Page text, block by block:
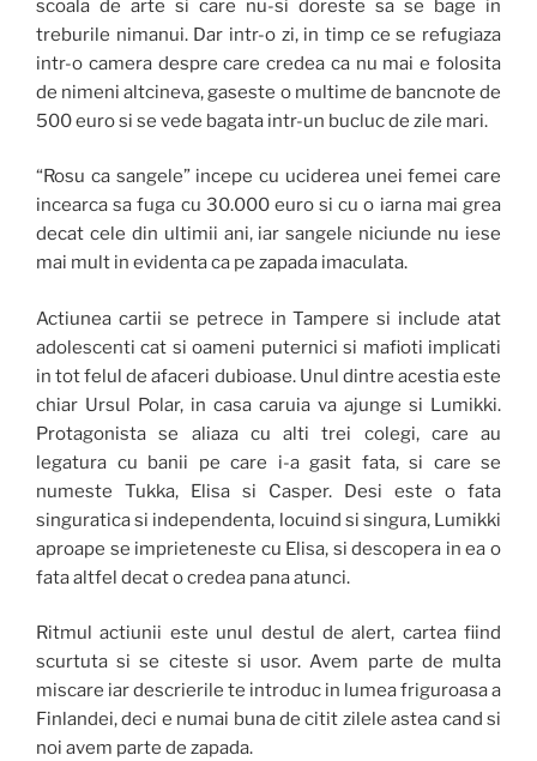
scoala de arte si care nu-si doreste sa se bage in
treburile nimanui. Dar intr-o zi, in timp ce se refugiaza
intr-o camera despre care credea ca nu mai e folosita
de nimeni altcineva, gaseste o multime de bancnote de
500 euro si se vede bagata intr-un bucluc de zile mari.
“Rosu ca sangele” incepe cu uciderea unei femei care
incearca sa fuga cu 30.000 euro si cu o iarna mai grea
decat cele din ultimii ani, iar sangele niciunde nu iese
mai mult in evidenta ca pe zapada imaculata.
Actiunea cartii se petrece in Tampere si include atat
adolescenti cat si oameni puternici si mafioti implicati
in tot felul de afaceri dubioase. Unul dintre acestia este
chiar Ursul Polar, in casa caruia va ajunge si Lumikki.
Protagonista se aliaza cu alti trei colegi, care au
legatura cu banii pe care i-a gasit fata, si care se
numeste Tukka, Elisa si Casper. Desi este o fata
singuratica si independenta, locuind si singura, Lumikki
aproape se imprieteneste cu Elisa, si descopera in ea o
fata altfel decat o credea pana atunci.
Ritmul actiunii este unul destul de alert, cartea fiind
scurtuta si se citeste si usor. Avem parte de multa
miscare iar descrierile te introduc in lumea friguroasa a
Finlandei, deci e numai buna de citit zilele astea cand si
noi avem parte de zapada.